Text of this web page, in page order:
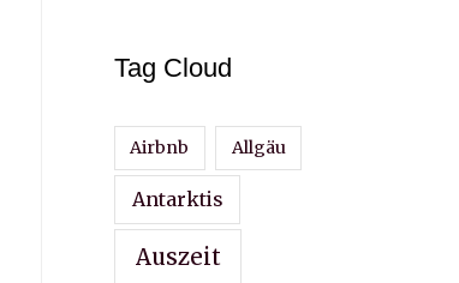
Tag Cloud
Airbnb Allgäu
Antarktis
Auszeit